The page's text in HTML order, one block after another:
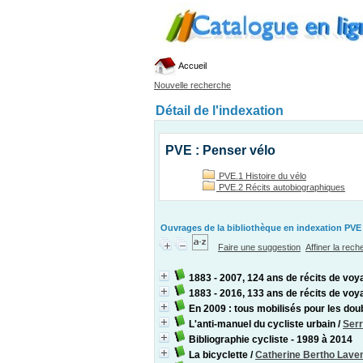
Accueil
Nouvelle recherche
Détail de l'indexation
PVE : Penser vélo
PVE.1 Histoire du vélo
PVE.2 Récits autobiographiques
Ouvrages de la bibliothèque en indexation PVE
Faire une suggestion Affiner la
1883 - 2007, 124 ans de récits de
1883 - 2016, 133 ans de récits de
En 2009 : tous mobilisés pour les
L'anti-manuel du cycliste urbain /
Bibliographie cycliste - 1989 à 2014
La bicyclette /Catherine Bertho